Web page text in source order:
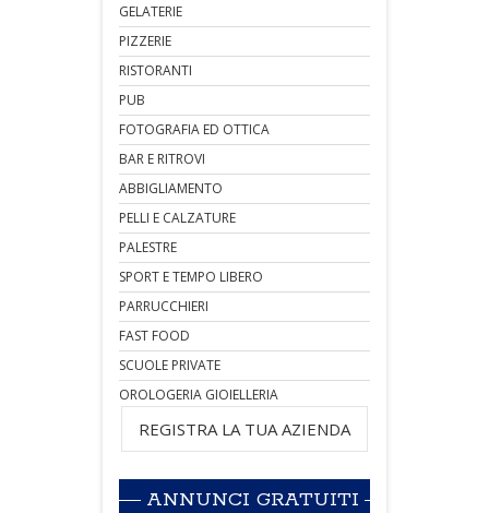
GELATERIE
PIZZERIE
RISTORANTI
PUB
FOTOGRAFIA ED OTTICA
BAR E RITROVI
ABBIGLIAMENTO
PELLI E CALZATURE
PALESTRE
SPORT E TEMPO LIBERO
PARRUCCHIERI
FAST FOOD
SCUOLE PRIVATE
OROLOGERIA GIOIELLERIA
REGISTRA LA TUA AZIENDA
ANNUNCI GRATUITI